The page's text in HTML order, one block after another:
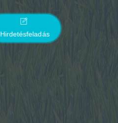
Hirdetésfeladás